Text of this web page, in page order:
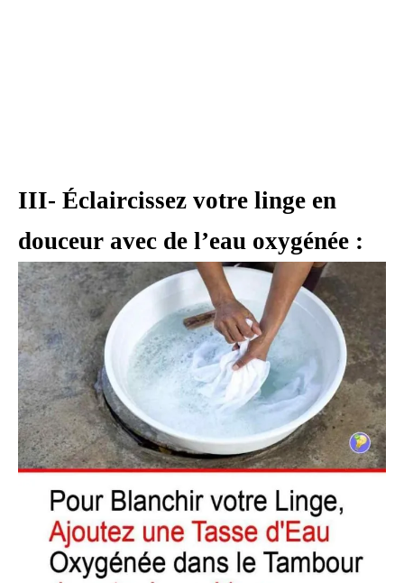
III- Éclaircissez votre linge en
douceur avec de l’eau oxygénée :